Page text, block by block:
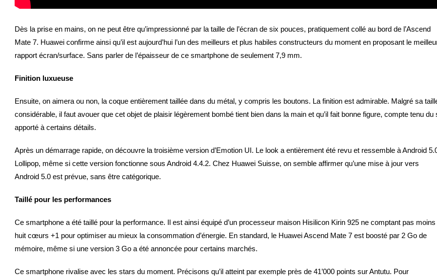
Dès la prise en mains, on ne peut être qu’impressionné par la taille de l’écran de six pouces, pratiquement collé au bord de l’Ascend
Mate 7. Huawei confirme ainsi qu’il est aujourd’hui l’un des meilleurs et plus habiles constructeurs du moment en proposant le
rapport écran/surface. Sans parler de l’épaisseur de ce smartphone de seulement 7,9 mm.
Finition luxueuse
Ensuite, on aimera ou non, la coque entièrement taillée dans du métal, y compris les boutons. La finition est admirable. Malgré sa
considérable, il faut avouer que cet objet de plaisir légèrement bombé tient bien dans la main et qu’il fait bonne figure, compte tenu du
apporté à certains détails.
Après un démarrage rapide, on découvre la troisième version d’Emotion UI. Le look a entièrement été revu et ressemble à Android
Lollipop, même si cette version fonctionne sous Android 4.4.2. Chez Huawei Suisse, on semble affirmer qu’une mise à jour vers
Android 5.0 est prévue, sans être catégorique.
Taillé pour les performances
Ce smartphone a été taillé pour la performance. Il est ainsi équipé d’un processeur maison Hisilicon Kirin 925 ne comptant pas moins
huit cœurs +1 pour optimiser au mieux la consommation d’énergie. En standard, le Huawei Ascend Mate 7 est boosté par 2 Go de
mémoire, même si une version 3 Go a été annoncée pour certains marchés.
Ce smartphone rivalise avec les stars du moment. Précisons qu’il atteint par exemple près de 41’000 points sur Antutu. Pour